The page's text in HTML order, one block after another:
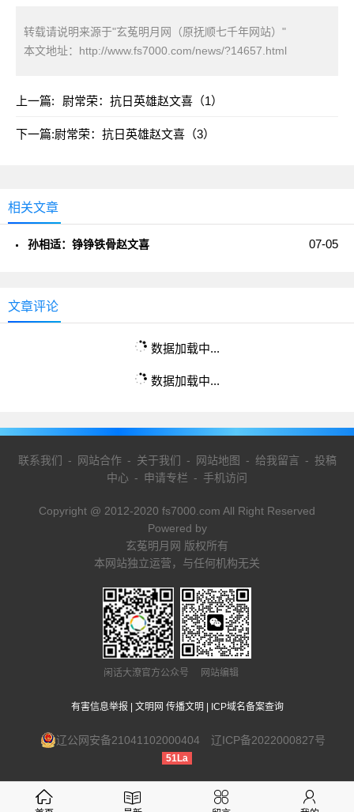
转载请说明来源于"玄菟明月网（原抚顺七千年网站）"
本文地址： http://www.fs7000.com/news/?14657.html
上一篇: 尉常荣：抗日英雄赵文喜（1）
下一篇:尉常荣：抗日英雄赵文喜（3）
相关文章
07-05
孙相适：铮铮铁骨赵文喜
文章评论
数据加载中...
数据加载中...
联系我们 - 网站合作- 关于我们 - 网站地图 - 给我留言 - 投稿
中心 - 申请专栏 - 手机访问
Copyright @ 2012-2020 fs7000.com All Right Reserved
Powered by
玄菟明月网 版权所有
本网站独立运营，与任何机构无关
闲话大潦官方公众号 网站编辑
有害信息举报 文明网 传播文明 ICP域名备案查询
辽公网安备21041102000404 辽ICP备2022000827号
51La